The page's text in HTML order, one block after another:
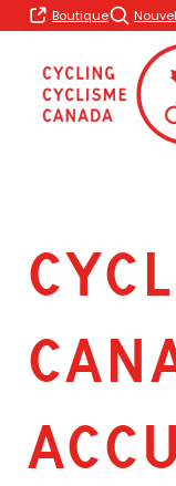
Skip
to
Boutique